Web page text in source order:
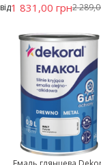
від1 831,00 грн2